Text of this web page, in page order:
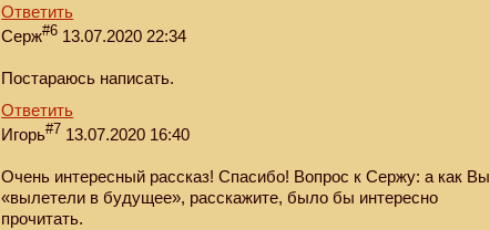
Ответить
Серж#6 13.07.2020 22:34
Постараюсь написать.
Ответить
Игорь#7 13.07.2020 16:40
Очень интересный рассказ! Спасибо! Вопрос к Сержу: а как Вы
«вылетели в будущее», расскажите, было бы интересно
прочитать.